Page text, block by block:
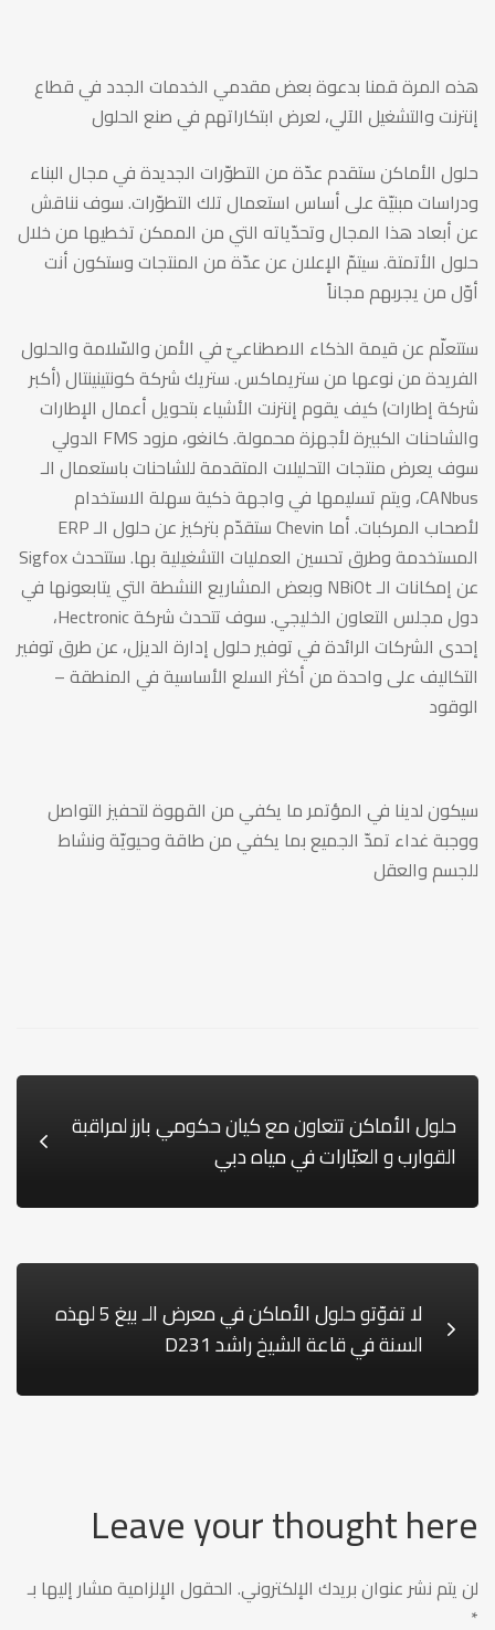
هذه المرة قمنا بدعوة بعض مقدمي الخدمات الجدد في قطاع
إنترنت والتشغيل الآلي، لعرض ابتكاراتهم في صنع الحلول
حلول الأماكن ستقدم عدّة من التطوّرات الجديدة في مجال البناء
ودراسات مبنيّة على أساس استعمال تلك التطوّرات. سوف نناقش
عن أبعاد هذا المجال وتحدّياته التي من الممكن تخطيها من خلال
حلول الأتمتة. سيتمّ الإعلان عن عدّة من المنتجات وستكون أنت
أوّل من يجربهم مجاناً
ستتعلّم عن قيمة الذكاء الاصطناعيّ في الأمن والسّلامة والحلول
الفريدة من نوعها من ستريماكس. ستريك شركة كونتينينتال (أكبر
شركة إطارات) كيف يقوم إنترنت الأشياء بتحويل أعمال الإطارات
والشاحنات الكبيرة لأجهزة محمولة. كانغو، مزود FMS الدولي
سوف يعرض منتجات التحليلات المتقدمة للشاحنات باستعمال الـ
CANbus، ويتم تسليمها في واجهة ذكية سهلة الاستخدام
لأصحاب المركبات. أما Chevin ستقدّم بتركيز عن حلول الـ ERP
المستخدمة وطرق تحسين العمليات التشغيلية بها. ستتحدث Sigfox
عن إمكانات الـ NBiOt وبعض المشاريع النشطة التي يتابعونها في
دول مجلس التعاون الخليجي. سوف تتحدث شركة Hectronic،
إحدى الشركات الرائدة في توفير حلول إدارة الديزل، عن طرق توفير
التكاليف على واحدة من أكثر السلع الأساسية في المنطقة –
الوقود
سيكون لدينا في المؤتمر ما يكفي من القهوة لتحفيز التواصل
ووجبة غداء تمدّ الجميع بما يكفي من طاقة وحيويّة ونشاط
للجسم والعقل
حلول الأماكن تتعاون مع كيان حكومي بارز لمراقبة
القوارب و العبّارات في مياه دبي
لا تفوّتو حلول الأماكن في معرض الـ بيغ 5 لهذه
السنة في قاعة الشيخ راشد D231
Leave your thought here
لن يتم نشر عنوان بريدك الإلكتروني. الحقول الإلزامية مشار إليها بـ
*